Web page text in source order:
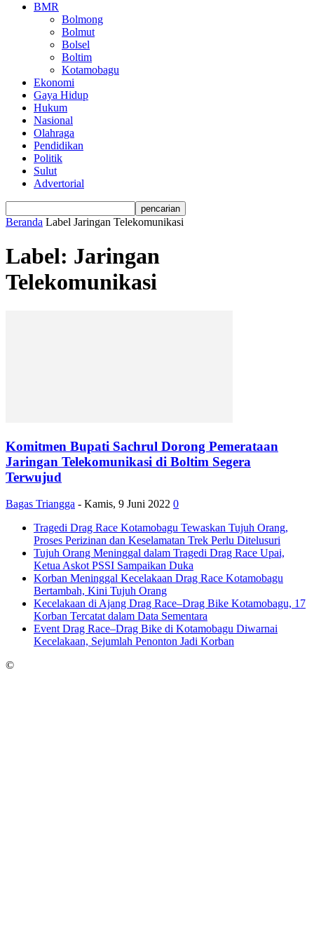
BMR
Bolmong
Bolmut
Bolsel
Boltim
Kotamobagu
Ekonomi
Gaya Hidup
Hukum
Nasional
Olahraga
Pendidikan
Politik
Sulut
Advertorial
Beranda Label Jaringan Telekomunikasi
Label: Jaringan
Telekomunikasi
Komitmen Bupati Sachrul Dorong Pemerataan
Jaringan Telekomunikasi di Boltim Segera
Terwujud
Bagas Triangga - Kamis, 9 Juni 2022 0
Tragedi Drag Race Kotamobagu Tewaskan Tujuh Orang,
Proses Perizinan dan Keselamatan Trek Perlu Ditelusuri
Tujuh Orang Meninggal dalam Tragedi Drag Race Upai,
Ketua Askot PSSI Sampaikan Duka
Korban Meninggal Kecelakaan Drag Race Kotamobagu
Bertambah, Kini Tujuh Orang
Kecelakaan di Ajang Drag Race–Drag Bike Kotamobagu, 17
Korban Tercatat dalam Data Sementara
Event Drag Race–Drag Bike di Kotamobagu Diwarnai
Kecelakaan, Sejumlah Penonton Jadi Korban
©